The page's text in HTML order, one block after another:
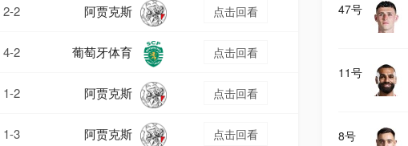
2-2 阿贾克斯 点击回看
4-2 葡萄牙体育 点击回看
1-2 阿贾克斯 点击回看
1-3 阿贾克斯 点击回看
47号
11号
8号